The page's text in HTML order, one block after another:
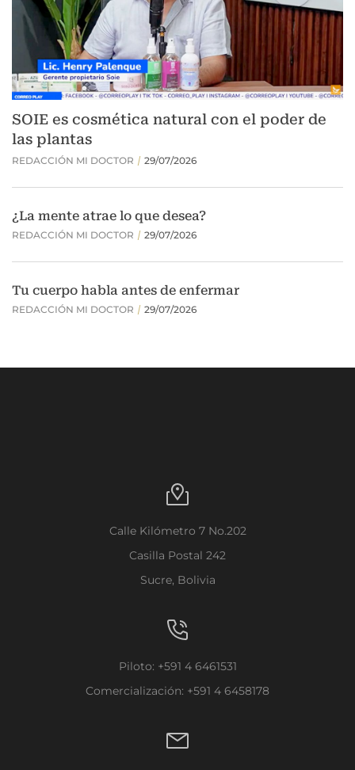
Calle Kilómetro 7 No.202
Casilla Postal 242
Sucre, Bolivia
Piloto: +591 4 6461531
Comercialización: +591 4 6458178